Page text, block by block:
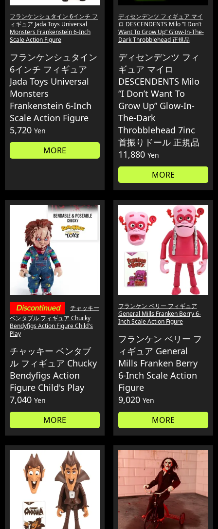
フランケンシュタイン 6インチ フ
ィギュア Jada Toys Universal
Monsters Frankenstein 6-Inch
Scale Action Figure
フランケンシュタイン
6インチ フィギュア
Jada Toys Universal
Monsters
Frankenstein 6-Inch
Scale Action Figure
5,720 Yen
MORE
ディセンデンツ フィギュア マイ
ロ DESCENDENTS Milo “I Don’t
Want To Grow Up” Glow-In-The-
Dark Throbblehead 正規品
ディセンデンツ フィ
ギュア マイロ
DESCENDENTS Milo
“I Don’t Want To
Grow Up” Glow-In-
The-Dark
Throbblehead 7inc
首振りドール 正規品
11,880 Yen
MORE
チャッキー
ベンタブル フィギュア Chucky
Bendyfigs Action Figure Child's
Play
チャッキー ベンタブ
ル フィギュア Chucky
Bendyfigs Action
Figure Child's Play
7,040 Yen
MORE
フランケン ベリー フィギュア
General Mills Franken Berry 6-
Inch Scale Action Figure
フランケン ベリー フ
ィギュア General
Mills Franken Berry
6-Inch Scale Action
Figure
9,020 Yen
MORE